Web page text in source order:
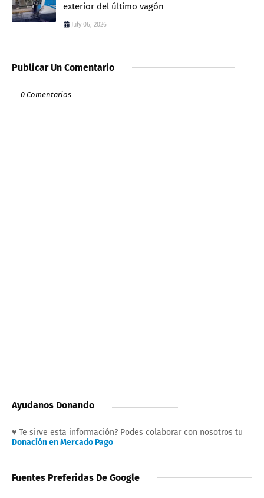
exterior del último vagón
July 06, 2026
Publicar Un Comentario
0 Comentarios
Ayudanos Donando
♥ Te sirve esta información? Podes colaborar con nosotros tu
Donación en Mercado Pago
Fuentes Preferidas De Google